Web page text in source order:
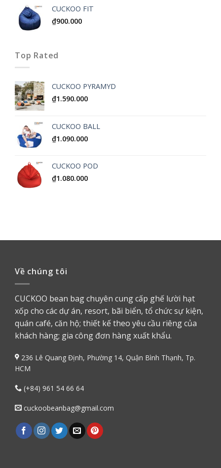
CUCKOO FIT
₫900.000
Top Rated
CUCKOO PYRAMYD
₫1.590.000
CUCKOO BALL
₫1.090.000
CUCKOO POD
₫1.080.000
Về chúng tôi
CUCKOO bean bag chuyên cung cấp ghế lười hạt
xốp cho các dự án, resort, bãi biển, tổ chức sự kiện,
quán café, căn hộ; thiết kế theo yêu cầu riêng của
khách hàng; gia công đơn hàng xuất khẩu.
236 Lê Quang Định, Phường 14, Quận Bình Thạnh, Tp.
HCM
(+84) 961 54 66 64
cuckoobeanbag@gmail.com